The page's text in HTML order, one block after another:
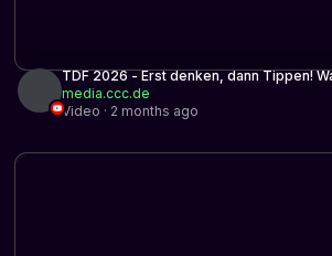
TDF 2026 - Erst denken, dann Tippen!
Coden Stunden an Planung ersparen kann.
media.ccc.de
Video · 2 months ago